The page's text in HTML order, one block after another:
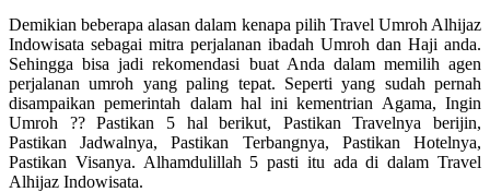
Demikian beberapa alasan dalam kenapa pilih Travel Umroh Alhijaz
Indowisata sebagai mitra perjalanan ibadah Umroh dan Haji anda.
Sehingga bisa jadi rekomendasi buat Anda dalam memilih agen
perjalanan umroh yang paling tepat. Seperti yang sudah pernah
disampaikan pemerintah dalam hal ini kementrian Agama, Ingin
Umroh ?? Pastikan 5 hal berikut, Pastikan Travelnya berijin,
Pastikan Jadwalnya, Pastikan Terbangnya, Pastikan Hotelnya,
Pastikan Visanya. Alhamdulillah 5 pasti itu ada di dalam Travel
Alhijaz Indowisata.